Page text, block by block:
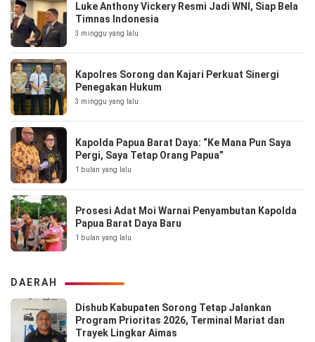
Luke Anthony Vickery Resmi Jadi WNI, Siap Bela
Timnas Indonesia
3 minggu yang lalu
Kapolres Sorong dan Kajari Perkuat Sinergi
Penegakan Hukum
3 minggu yang lalu
Kapolda Papua Barat Daya: “Ke Mana Pun Saya
Pergi, Saya Tetap Orang Papua”
1 bulan yang lalu
Prosesi Adat Moi Warnai Penyambutan Kapolda
Papua Barat Daya Baru
1 bulan yang lalu
DAERAH
Dishub Kabupaten Sorong Tetap Jalankan
Program Prioritas 2026, Terminal Mariat dan
Trayek Lingkar Aimas